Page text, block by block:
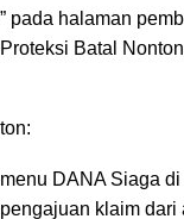
pada halaman
Batal
DANA Siaga
klaim